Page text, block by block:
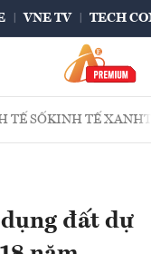
VNE TV TECH
TẾ SỐKINH TẾ XANH
đất dự